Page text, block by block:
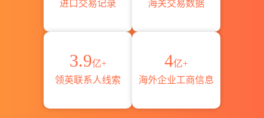
进口交易记录
海关交易数据
3.9亿+
领英联系人线索
4亿+
海外企业工商信息